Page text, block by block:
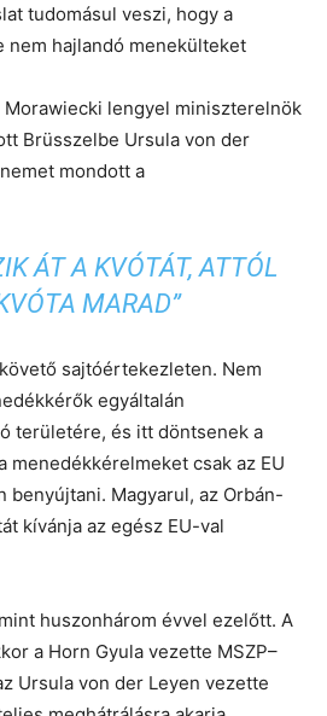
tudomásul veszi, hogy a
nem hajlandó menekülteket
Morawiecki lengyel miniszterelnök
Brüsszelbe Ursula von der
mondott a
ÁT A KVÓTÁT, ATTÓL
MARAD”
sajtóértekezleten. Nem
egyáltalán
területére, és itt döntsenek a
menedékkérelmeket csak az EU
benyújtani. Magyarul, az Orbán-
kívánja az egész EU-val
huszonhárom évvel ezelőtt. A
a Horn Gyula vezette MSZP–
Ursula von der Leyen vezette